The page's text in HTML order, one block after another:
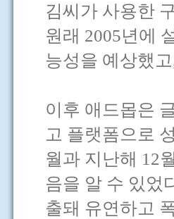
김씨가 사용한
원래 2005년에
능성을 예상했
이후 애드몹은
고 플랫폼으로
월과 지난해 12
음을 알 수 있었
출돼 유연하고